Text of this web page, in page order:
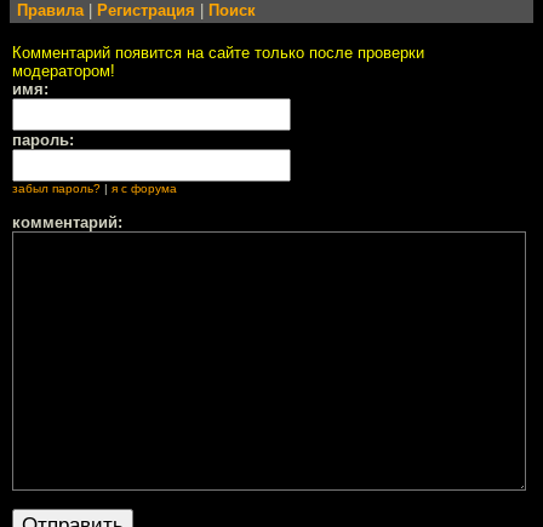
Правила| Регистрация Поиск
Комментарий появится на сайте только после проверки
модератором!
имя:
пароль:
забыл пароль? я с форума
комментарий: